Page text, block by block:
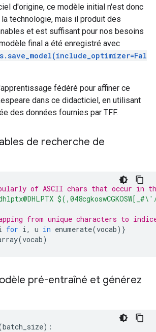
d'origine, ce modèle initial n'est donc
technologie, mais il produit des
et est suffisant pour nos besoins
final a été enregistré avec
fédéré pour affiner ce
dans ce didacticiel, en utilisant
des données fournies par TFF.
de recherche de
of ASCII chars that occur in
from unique characters to
for i, u in enumerate(vocab)}
(vocab)
pré-entraîné et générez
batch_size):